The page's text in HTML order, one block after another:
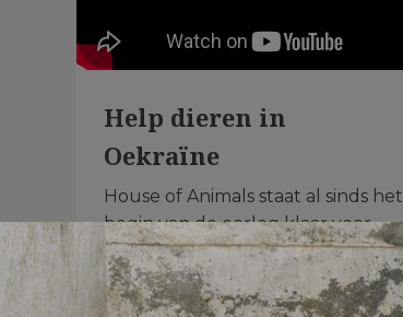
Help dieren in
Oekraïne
House of Animals staat al sinds het
begin van de oorlog klaar voor
deze dieren. We steunen lokale
asielen en vrijwilligers. Met jouw
hulp financieren we voer,